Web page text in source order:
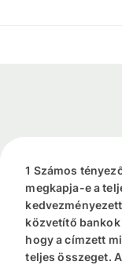
1 Számos
megkapja-e a
közvetítő
hogy a címzett
teljes összeget.